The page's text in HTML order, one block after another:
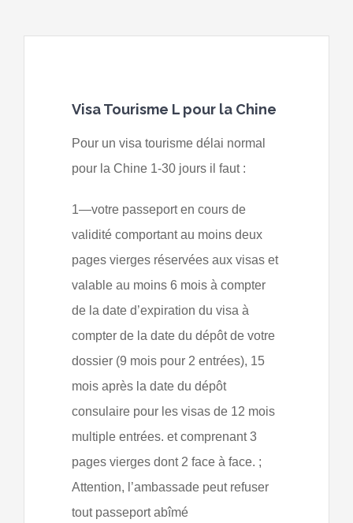
Visa Tourisme L pour la Chine
Pour un visa tourisme délai normal
pour la Chine 1-30 jours il faut :
1—votre passeport en cours de
validité comportant au moins deux
pages vierges réservées aux visas et
valable au moins 6 mois à compter
de la date d’expiration du visa à
compter de la date du dépôt de votre
dossier (9 mois pour 2 entrées), 15
mois après la date du dépôt
consulaire pour les visas de 12 mois
multiple entrées. et comprenant 3
pages vierges dont 2 face à face. ;
Attention, l’ambassade peut refuser
tout passeport abîmé